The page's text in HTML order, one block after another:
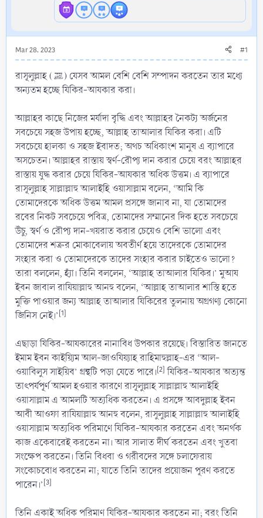
Mar 28, 2023 #1
রাসূলুল্লাহ (ﷺ) যেসব আমল বেশি বেশি সম্পাদন করতেন তার মধ্যে
অন্যতম হচ্ছে যিকির-আযকার করা।
আল্লাহর কাছে নিজের মর্যাদা বৃদ্ধি এবং আল্লাহর নৈকট্য অর্জনের
সবচেয়ে সহজ উপায় হচ্ছে, আল্লাহ তাআলার যিকির করা। এটি
সবচেয়ে হালকা ও সহজ ইবাদত; অথচ অধিকাংশ মানুষ এ ব্যাপারে
অসচেতন। আল্লাহর রাস্তায় স্বর্ণ-রৌপ্য দান করার চেয়ে বরং আল্লাহর
রাস্তায় যুদ্ধ করার চেয়ে যিকির-আযকার অধিক উত্তম। এ ব্যাপারে
রাসূলুল্লাহ সাল্লাল্লাহু আলাইহি ওয়াসাল্লাম বলেন, ‘আমি কি
তোমাদেরকে অধিক উত্তম আমল প্রসঙ্গে জানাব না, যা তোমাদের
রবের নিকট সবচেয়ে পবিত্র, তোমাদের সম্মানের দিক হতে সবচেয়ে
উঁচু, স্বর্ণ ও রৌপ্য দান-খয়রাত করার চেয়েও বেশি ভালো এবং
তোমাদের শত্রুর মোকাবেলায় অবতীর্ণ হয়ে তাদেরকে তোমাদের
সংহার করা ও তোমাদেরকে তাদের সংহার করার চাইতেও ভালো?
তারা বললেন, হ্যাঁ। তিনি বললেন, ‘আল্লাহ তাআলার যিকির।’ মুআয
ইবন জাবাল রাযিয়াল্লাহু আনহু বলেন, ‘আল্লাহ তাআলার শাস্তি হতে
মুক্তি পাওয়ার জন্য আল্লাহ তাআলার যিকিরের তুলনায় অগ্রগণ্য কোনো
জিনিস নেই।’[1]
এছাড়া যিকির-আযকারের নানাবিধ উপকার রয়েছে। বিস্তারিত জানতে
ইমাম ইবন কাইয়্যিম আল-জাওযিয়্যাহ রাহিমাহুল্লাহ-এর ‘আল-
ওয়াবিলুস সাইয়িব’ গ্রন্থটি পড়া যেতে পারে।[2] যিকির-আযকার অত্যন্ত
তাৎপর্যপূর্ণ আমল হওয়ার কারণে রাসূলুল্লাহ সাল্লাল্লাহু আলাইহি
ওয়াসাল্লাম এ আমলটি অত্যধিক করতেন। এ প্রসঙ্গে আবদুল্লাহ ইবন
আবী আওফা রাযিয়াল্লাহু আনহু বলেন, রাসুলুল্লাহ সাল্লাল্লাহু আলাইহি
ওয়াসাল্লাম অত্যধিক পরিমাণে যিকির-আযকার করতেন এবং অনর্থক
কাজ একেবারেই করতেন না। আর সালাত দীর্ঘ করতেন এবং খুতবা
সংক্ষেপ করতেন। তিনি বিধবা ও গরীবদের সঙ্গে চলাফেরায়
সংকোচবোধ করতেন না; যাতে তিনি তাদের প্রয়োজন পূরণ করতে
পারেন।’[3]
তিনি একাই অধিক পরিমাণ যিকির-আযকার করতেন না; বরং তিনি